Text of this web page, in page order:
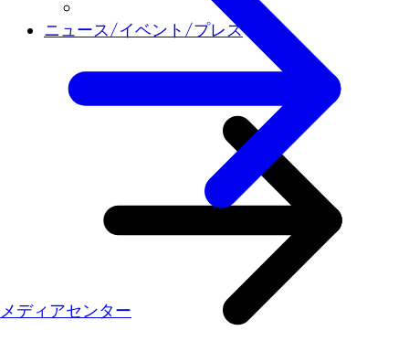
ニュース/イベント/プレス
メディアセンター